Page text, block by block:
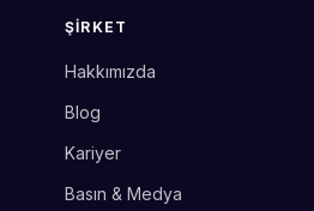
ŞIRKET
Hakkımızda
Blog
Kariyer
Basın & Medya
Etkinlik uzmanınız
Merhaba! Size nasıl yardımcı
bize ulaşabilirsiniz.